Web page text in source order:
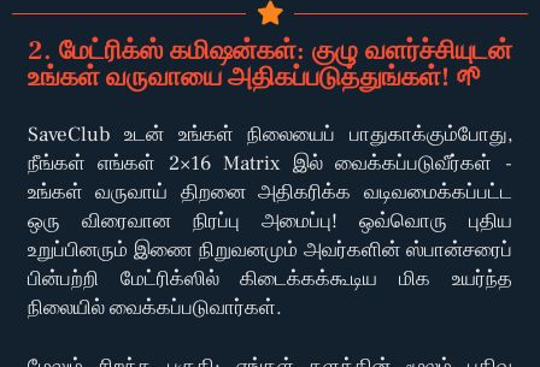
2. மேட்ரிக்ஸ் கமிஷன்கள்: குழு வளர்ச்சியுடன்
உங்கள் வருவாயை அதிகப்படுத்துங்கள்! 🌱
SaveClub உடன் உங்கள் நிலையைப் பாதுகாக்கும்போது,
நீங்கள் எங்கள் 2×16 Matrix இல் வைக்கப்படுவீர்கள் -
உங்கள் வருவாய் திறனை அதிகரிக்க வடிவமைக்கப்பட்ட
ஒரு விரைவான நிரப்பு அமைப்பு! ஒவ்வொரு புதிய
உறுப்பினரும் இணை நிறுவனமும் அவர்களின் ஸ்பான்சரைப்
பின்பற்றி மேட்ரிக்ஸில் கிடைக்கக்கூடிய மிக உயர்ந்த
நிலையில் வைக்கப்படுவார்கள்.